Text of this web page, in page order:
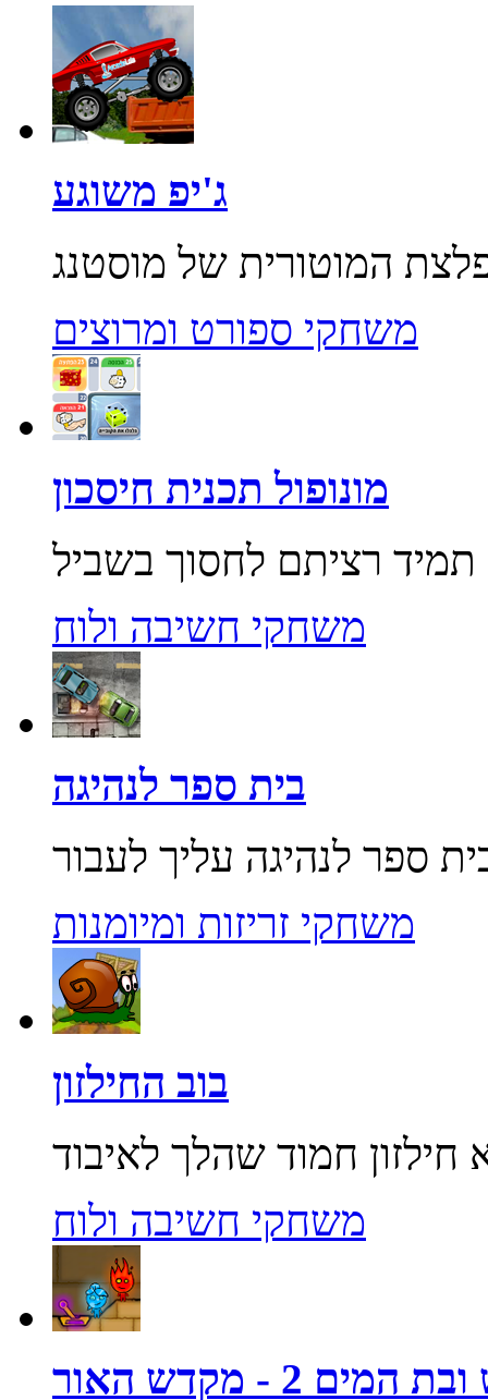
ג'יפ משוגע
משחקי ספורט ומרוצים
מונופול תכנית חיסכון
משחקי חשיבה ולוח
בית ספר לנהיגה
משחקי זריזות ומיומנות
בוב החילזון
משחקי חשיבה ולוח
2 - מקדש האור